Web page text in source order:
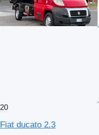
20
Fiat ducato 2.3